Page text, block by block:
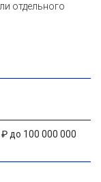
отдельного
до 100 000 000